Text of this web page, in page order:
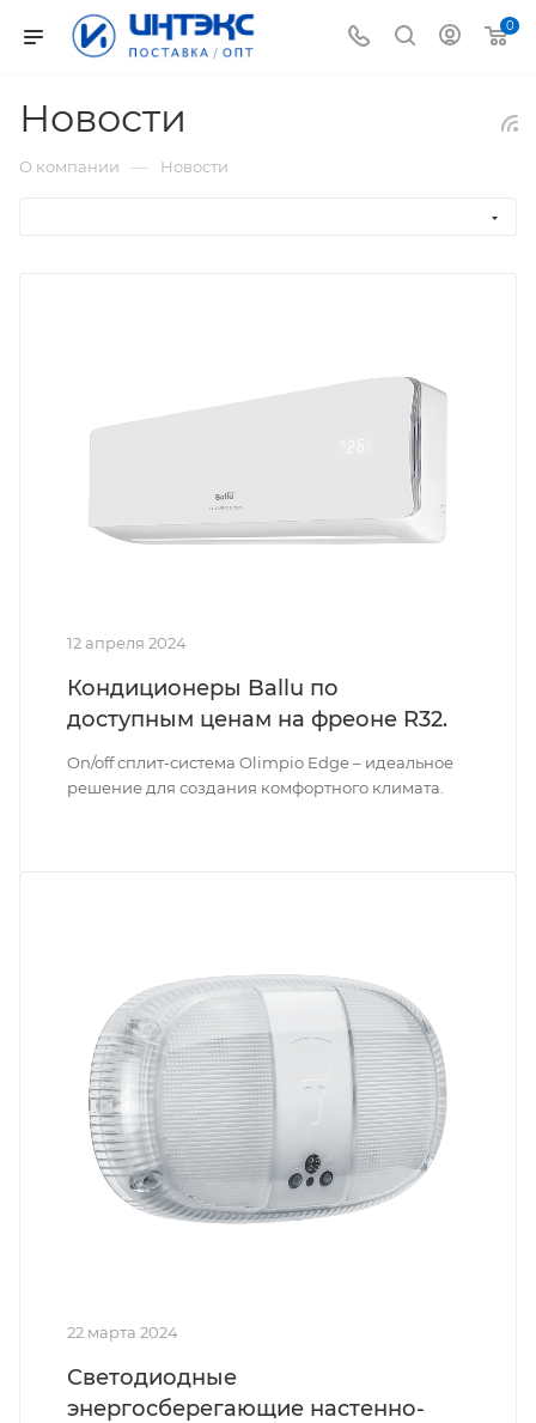
0
Новости
О компании — Новости
12 апреля 2024
Кондиционеры Ballu по
доступным ценам на фреоне R32.
On/off сплит-система Olimpio Edge – идеальное
решение для создания комфортного климата.
22 марта 2024
Светодиодные
энергосберегающие настенно-